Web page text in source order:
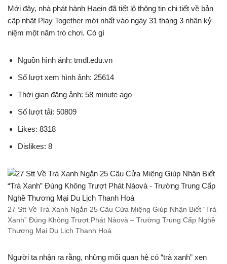
Mới đây, nhà phát hành Haein đã tiết lộ thông tin chi tiết về bản
cập nhật Play Together mới nhất vào ngày 31 tháng 3 nhân kỷ
niệm một năm trò chơi. Có gì
Nguồn hình ảnh: tmdl.edu.vn
Số lượt xem hình ảnh: 25614
Thời gian đăng ảnh: 58 minute ago
Số lượt tải: 50809
Likes: 8318
Dislikes: 8
27 Stt Về Trà Xanh Ngắn 25 Câu Cửa Miệng Giúp Nhận Biết “Trà
Xanh” Đúng Không Trượt Phát Nàovà – Trường Trung Cấp Nghề
Thương Mại Du Lịch Thanh Hoá
Người ta nhận ra rằng, những mối quan hệ có “trà xanh” xen